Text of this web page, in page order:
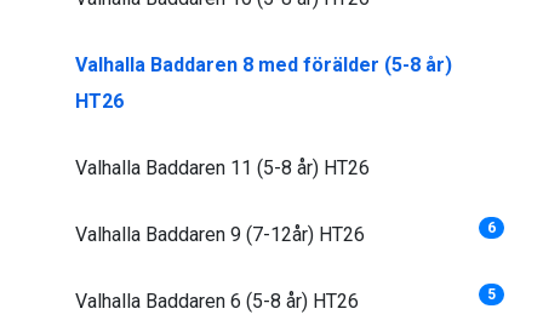
Valhalla Baddaren 8 med förälder (5-8 år)
HT26
Valhalla Baddaren 11 (5-8 år) HT26
Valhalla Baddaren 9 (7-12år) HT26 6
Valhalla Baddaren 6 (5-8 år) HT26 5